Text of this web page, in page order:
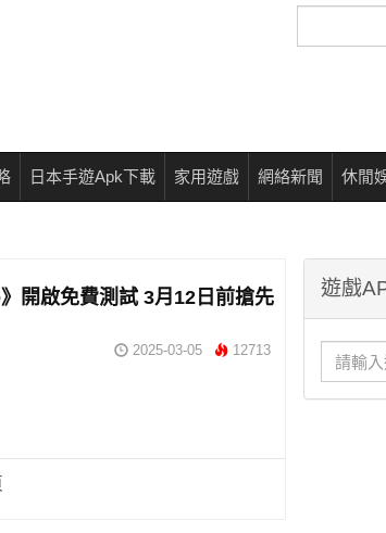
尋
日本手遊Apk下載 家用遊戲 網絡新聞 休閒
開啟免費測試 3月12日前搶先
2025-03-05 12713
遊戲